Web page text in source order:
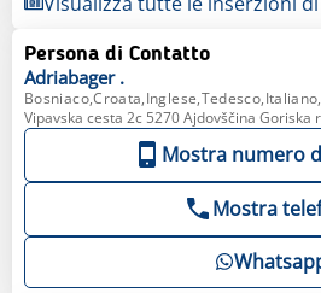
Persona di Contatto
Adriabager .
Vipavska cesta 2c 5270 Ajdovščina Goriska
Mostra numero
Mostra